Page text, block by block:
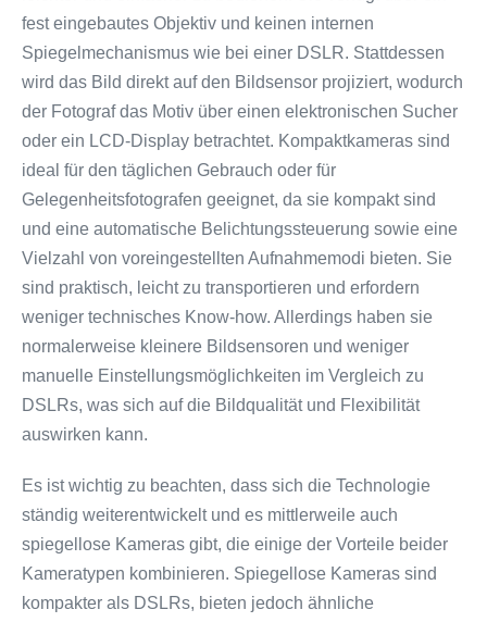
fest eingebautes Objektiv und keinen internen
Spiegelmechanismus wie bei einer DSLR. Stattdessen
wird das Bild direkt auf den Bildsensor projiziert, wodurch
der Fotograf das Motiv über einen elektronischen Sucher
oder ein LCD-Display betrachtet. Kompaktkameras sind
ideal für den täglichen Gebrauch oder für
Gelegenheitsfotografen geeignet, da sie kompakt sind
und eine automatische Belichtungssteuerung sowie eine
Vielzahl von voreingestellten Aufnahmemodi bieten. Sie
sind praktisch, leicht zu transportieren und erfordern
weniger technisches Know-how. Allerdings haben sie
normalerweise kleinere Bildsensoren und weniger
manuelle Einstellungsmöglichkeiten im Vergleich zu
DSLRs, was sich auf die Bildqualität und Flexibilität
auswirken kann.
Es ist wichtig zu beachten, dass sich die Technologie
ständig weiterentwickelt und es mittlerweile auch
spiegellose Kameras gibt, die einige der Vorteile beider
Kameratypen kombinieren. Spiegellose Kameras sind
kompakter als DSLRs, bieten jedoch ähnliche